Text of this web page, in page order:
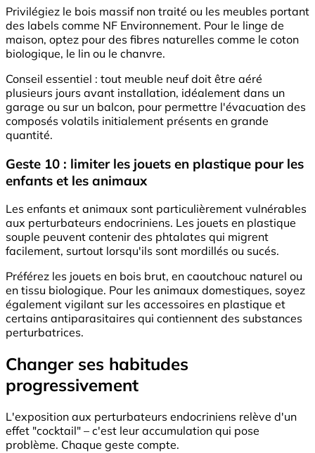
Privilégiez le bois massif non traité ou les meubles portant
des labels comme NF Environnement. Pour le linge de
maison, optez pour des fibres naturelles comme le coton
biologique, le lin ou le chanvre.
Conseil essentiel : tout meuble neuf doit être aéré
plusieurs jours avant installation, idéalement dans un
garage ou sur un balcon, pour permettre l'évacuation des
composés volatils initialement présents en grande
quantité.
Geste 10 : limiter les jouets en plastique pour les
enfants et les animaux
Les enfants et animaux sont particulièrement vulnérables
aux perturbateurs endocriniens. Les jouets en plastique
souple peuvent contenir des phtalates qui migrent
facilement, surtout lorsqu'ils sont mordillés ou sucés.
Préférez les jouets en bois brut, en caoutchouc naturel ou
en tissu biologique. Pour les animaux domestiques, soyez
également vigilant sur les accessoires en plastique et
certains antiparasitaires qui contiennent des substances
perturbatrices.
Changer ses habitudes
progressivement
L'exposition aux perturbateurs endocriniens relève d'un
effet "cocktail" – c'est leur accumulation qui pose
problème. Chaque geste compte.